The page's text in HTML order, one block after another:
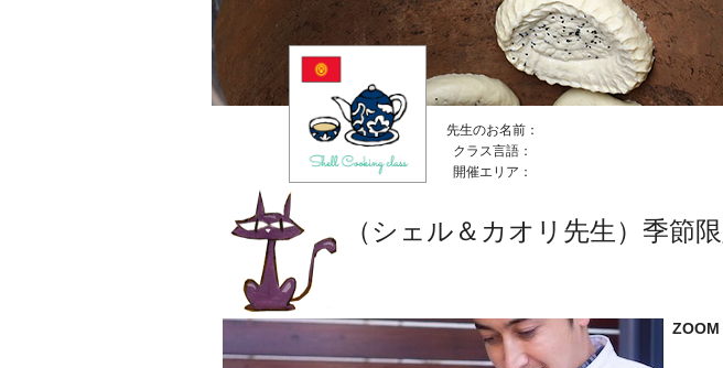
先生のお名前：
クラス言語：
開催エリア：
（シェル＆カオリ先生）季節